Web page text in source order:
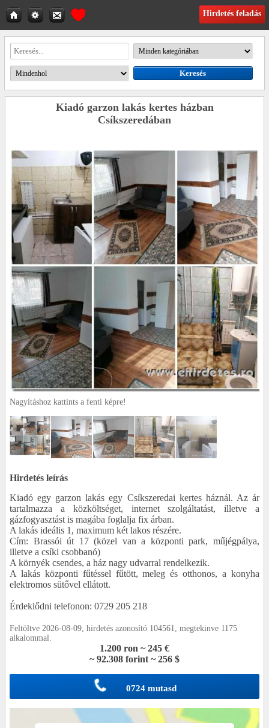
Hirdetés feladás
Kiadó garzon lakás kertes házban
Csíkszeredában
Nagyításhoz kattints a fenti képre!
Hirdetés leírás
Kiadó egy garzon lakás egy Csíkszeredai kertes háznál. Az ár
tartalmazza a közköltséget, internet szolgáltatást, illetve a
gázfogyasztást is magába foglalja fix árban.
A lakás ideális 1, maximum két lakos részére.
Cím: Brassói út 17 (közel van a központi park, műjégpálya,
illetve a csíki csobbanó)
A környék csendes, a ház nagy udvarral rendelkezik.
A lakás központi fűtéssel fűtött, meleg és otthonos, a konyha
elektromos sütővel ellátott.
Érdeklődni telefonon: 0729 205 218
Feltöltve 2026-08-09, hirdetés azonosító 104561, megtekinve 1175
alkalommal.
1.200 ron ~ 245 €
~ 92.308 forint ~ 256 $
0724 mutasd